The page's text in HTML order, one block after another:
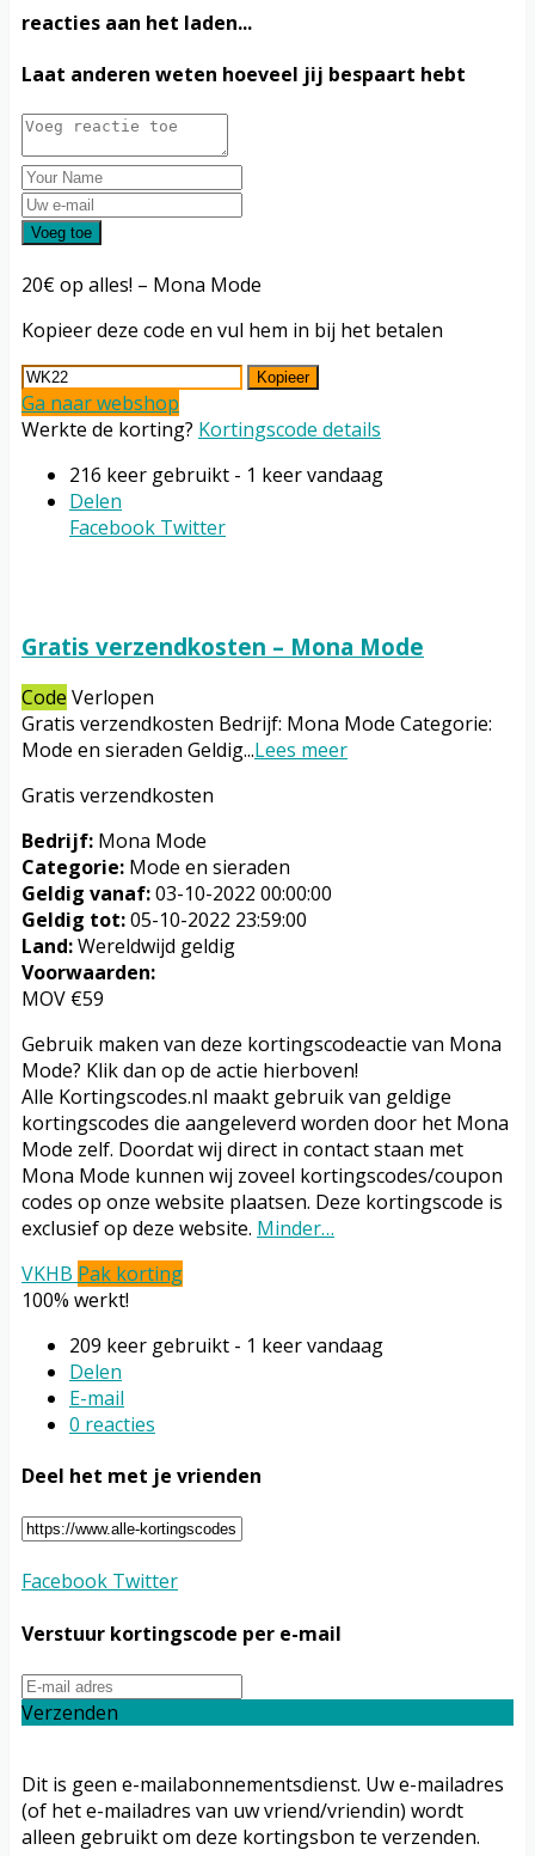
reacties aan het laden...
Laat anderen weten hoeveel jij bespaart hebt
Voeg toe
20€ op alles! – Mona Mode
Kopieer deze code en vul hem in bij het betalen
Kopieer
Ga naar webshop
Werkte de korting? Kortingscode details
216 keer gebruikt - 1 keer vandaag
Delen
Facebook Twitter
Gratis verzendkosten – Mona Mode
Code Verlopen
Gratis verzendkosten Bedrijf: Mona Mode Categorie:
Mode en sieraden Geldig...Lees meer
Gratis verzendkosten
Bedrijf: Mona Mode
Categorie: Mode en sieraden
Geldig vanaf:03-10-2022 00:00:00
Geldig tot:05-10-2022 23:59:00
Land:Wereldwijd geldig
Voorwaarden:
MOV €59
Gebruik maken van deze kortingscodeactie van Mona
Mode? Klik dan op de actie hierboven!
Alle Kortingscodes.nl maakt gebruik van geldige
kortingscodes die aangeleverd worden door het Mona
Mode zelf. Doordat wij direct in contact staan met
Mona Mode kunnen wij zoveel kortingscodes/coupon
codes op onze website plaatsen. Deze kortingscode is
exclusief op deze website. Minder…
VKHB Pak korting
100% werkt!
209 keer gebruikt - 1 keer vandaag
Delen
E-mail
0 reacties
Deel het met je vrienden
Facebook Twitter
Verstuur kortingscode per e-mail
Verzenden
Dit is geen e-mailabonnementsdienst. Uw e-mailadres
(of het e-mailadres van uw vriend/vriendin) wordt
alleen gebruikt om deze kortingsbon te verzenden.